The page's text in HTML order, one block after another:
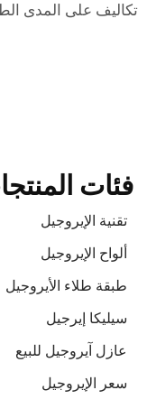
تكاليف على المدى
فئات
تقنية الإيروجيل
ألواح الإيروجيل
طبقة طلاء الأيروجيل
سيليكا إيرجيل
عازل آيروجيل للبيع
سعر الإيروجيل